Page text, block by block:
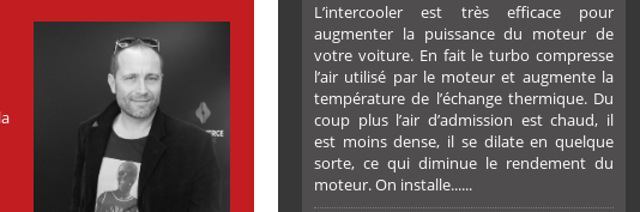
L’intercooler est très efficace pour
augmenter la puissance du moteur de
votre voiture. En fait le turbo compresse
l’air utilisé par le moteur et augmente la
température de l’échange thermique. Du
coup plus l’air d’admission est chaud, il
est moins dense, il se dilate en quelque
sorte, ce qui diminue le rendement du
moteur. On installe......